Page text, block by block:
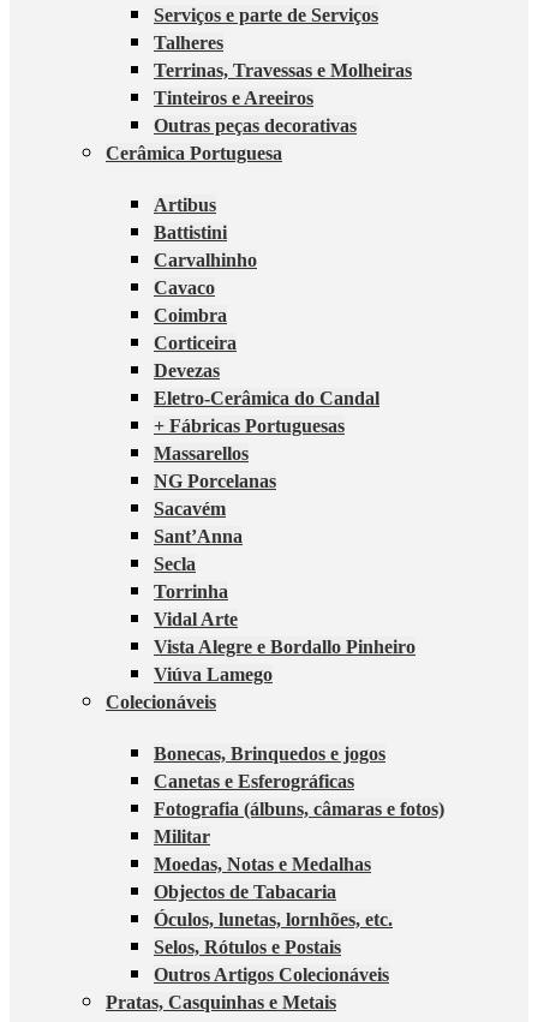
Serviços e parte de Serviços
Talheres
Terrinas, Travessas e Molheiras
Tinteiros e Areeiros
Outras peças decorativas
Cerâmica Portuguesa
Artibus
Battistini
Carvalhinho
Cavaco
Coimbra
Corticeira
Devezas
Eletro-Cerâmica do Candal
+ Fábricas Portuguesas
Massarellos
NG Porcelanas
Sacavém
Sant’Anna
Secla
Torrinha
Vidal Arte
Vista Alegre e Bordallo Pinheiro
Viúva Lamego
Colecionáveis
Bonecas, Brinquedos e jogos
Canetas e Esferográficas
Fotografia (álbuns, câmaras e fotos)
Militar
Moedas, Notas e Medalhas
Objectos de Tabacaria
Óculos, lunetas, lornhões, etc.
Selos, Rótulos e Postais
Outros Artigos Colecionáveis
Pratas, Casquinhas e Metais